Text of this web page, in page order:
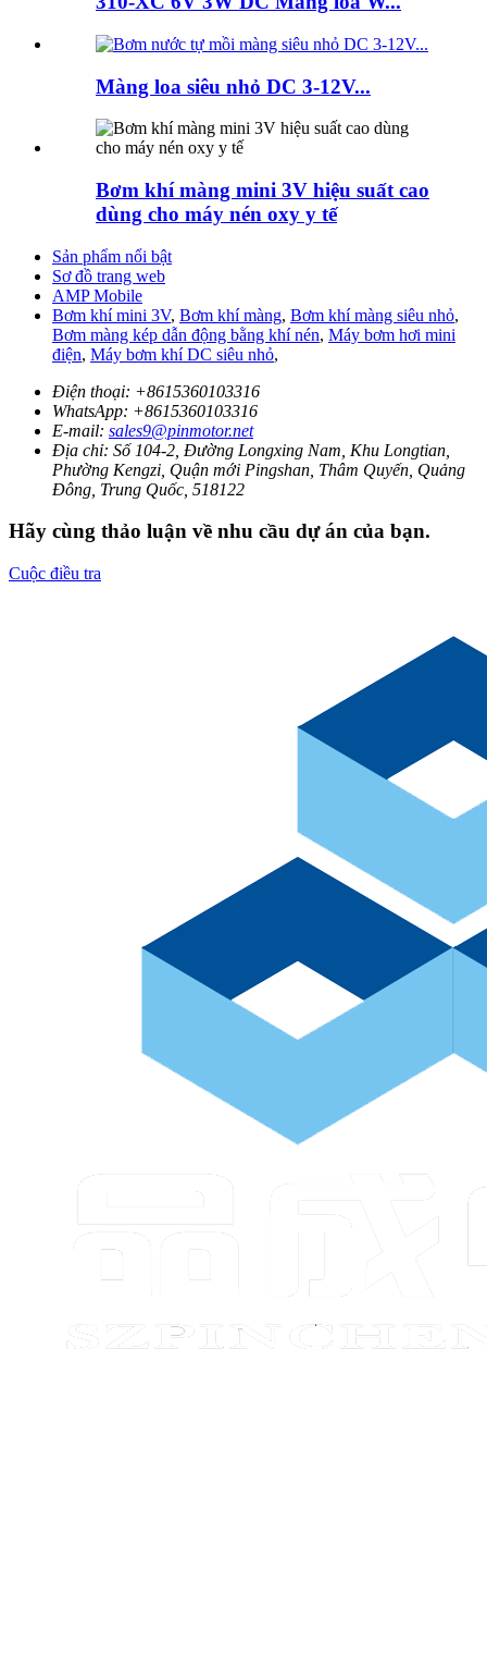
Màng loa siêu nhỏ DC 3-12V...
Bơm khí màng mini 3V hiệu suất cao
dùng cho máy nén oxy y tế
Sản phẩm nổi bật
Sơ đồ trang web
AMP Mobile
Bơm khí mini 3V, Bơm khí màng, Bơm khí màng siêu nhỏ,
Bơm màng kép dẫn động bằng khí nén, Máy bơm hơi mini
điện, Máy bơm khí DC siêu nhỏ,
Điện thoại: +8615360103316
WhatsApp: +8615360103316
E-mail: sales9@pinmotor.net
Địa chỉ: Số 104-2, Đường Longxing Nam, Khu Longtian,
Phường Kengzi, Quận mới Pingshan, Thâm Quyến, Quảng
Đông, Trung Quốc, 518122
Hãy cùng thảo luận về nhu cầu dự án của bạn.
Cuộc điều tra